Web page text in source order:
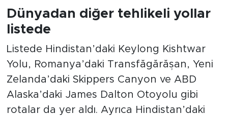
Dünyadan diğer tehlikeli yollar
listede
Listede Hindistan’daki Keylong Kishtwar
Yolu, Romanya’daki Transfăgărășan, Yeni
Zelanda’daki Skippers Canyon ve ABD
Alaska’daki James Dalton Otoyolu gibi
rotalar da yer aldı. Ayrıca Hindistan’daki